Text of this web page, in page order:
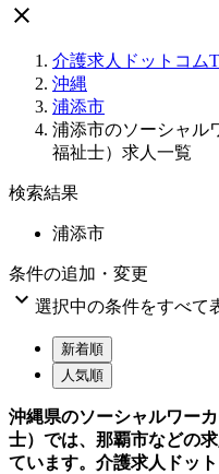

介護求人ドットコム
沖縄
浦添市
浦添市のソーシャル
福祉士）求人一覧
検索結果
浦添市
条件の追加・変更
 選択中の条件をすべて
新着順
人気順
沖縄県のソーシャルワー
士）では、那覇市などの
ています。介護求人ドッ